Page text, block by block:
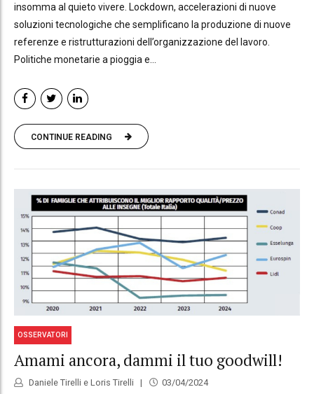
insomma al quieto vivere. Lockdown, accelerazioni di nuove
soluzioni tecnologiche che semplificano la produzione di nuove
referenze e ristrutturazioni dell’organizzazione del lavoro.
Politiche monetarie a pioggia e...
CONTINUE READING
OSSERVATORI
Amami ancora, dammi il tuo goodwill!
Daniele Tirelli e Loris Tirelli 03/04/2024